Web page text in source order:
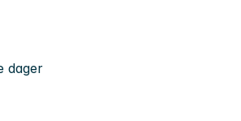
dager